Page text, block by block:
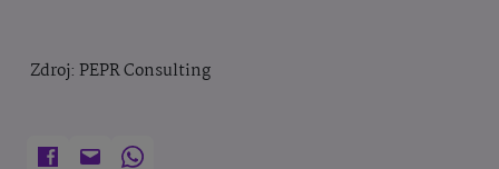
Zdroj: PEPR Consulting